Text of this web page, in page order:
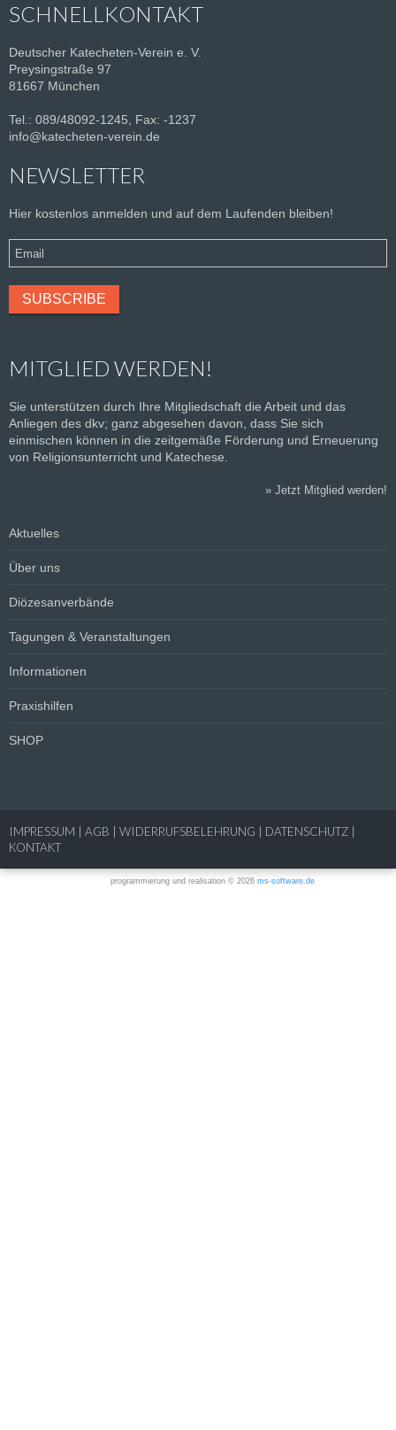
SCHNELLKONTAKT
Deutscher Katecheten-Verein e. V.
Preysingstraße 97
81667 München
Tel.: 089/48092-1245, Fax: -1237
info@katecheten-verein.de
NEWSLETTER
Hier kostenlos anmelden und auf dem Laufenden bleiben!
MITGLIED WERDEN!
Sie unterstützen durch Ihre Mitgliedschaft die Arbeit und das
Anliegen des dkv; ganz abgesehen davon, dass Sie sich
einmischen können in die zeitgemäße Förderung und Erneuerung
von Religionsunterricht und Katechese.
» Jetzt Mitglied werden!
Aktuelles
Über uns
Diözesanverbände
Tagungen & Veranstaltungen
Informationen
Praxishilfen
SHOP
IMPRESSUM AGB WIDERRUFSBELEHRUNG DATENSCHUTZ
KONTAKT
programmierung und realisation © 2026 ms-software.de